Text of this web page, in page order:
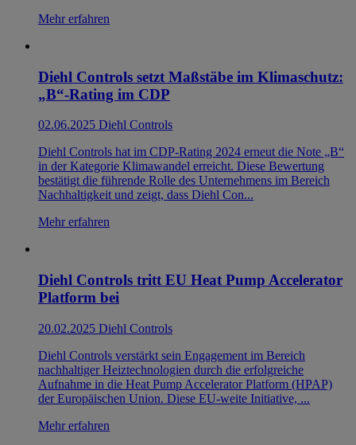
Mehr erfahren
Diehl Controls setzt Maßstäbe im Klimaschutz:
„B“-Rating im CDP
02.06.2025 Diehl Controls
Diehl Controls hat im CDP-Rating 2024 erneut die Note „B“
in der Kategorie Klimawandel erreicht. Diese Bewertung
bestätigt die führende Rolle des Unternehmens im Bereich
Nachhaltigkeit und zeigt, dass Diehl Con...
Mehr erfahren
Diehl Controls tritt EU Heat Pump Accelerator
Platform bei
20.02.2025 Diehl Controls
Diehl Controls verstärkt sein Engagement im Bereich
nachhaltiger Heiztechnologien durch die erfolgreiche
Aufnahme in die Heat Pump Accelerator Platform (HPAP)
der Europäischen Union. Diese EU-weite Initiative, ...
Mehr erfahren